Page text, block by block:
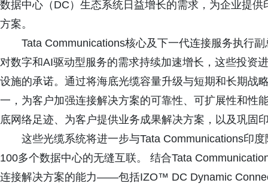
数据中心（DC）生态系统日益增长的需求，为企业提
方案。
Tata Communications核心及下一代连接服务执行
对数字和AI驱动型服务的需求持续加速增长，这些投资
设施的承诺。通过将海底光缆容量升级与短期和长期战
一，为客户加强连接解决方案的可靠性、可扩展性和性
底网络足迹、为客户提供业务成果解决方案，以及巩固
这些光缆系统将进一步与Tata Communications印
100多个数据中心的无缝互联。 结合Tata
连接解决方案的能力——包括IZO™ DC Dynamic